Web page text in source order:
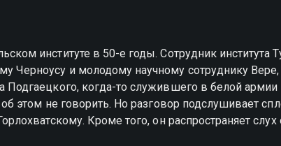
институте в 50-е годы. Сотрудник института
Черноусу и молодому научному сотруднику
Подгаецкого, когда-то служившего в белой армии
этом не говорить. Но разговор подслушивает
Кроме того, он распространяет слух
Зелкина, получила плохие отзывы.